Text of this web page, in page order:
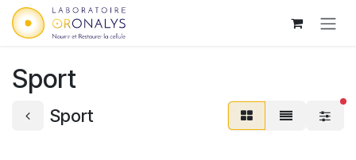
Se rendre au contenu
Sport
Sport